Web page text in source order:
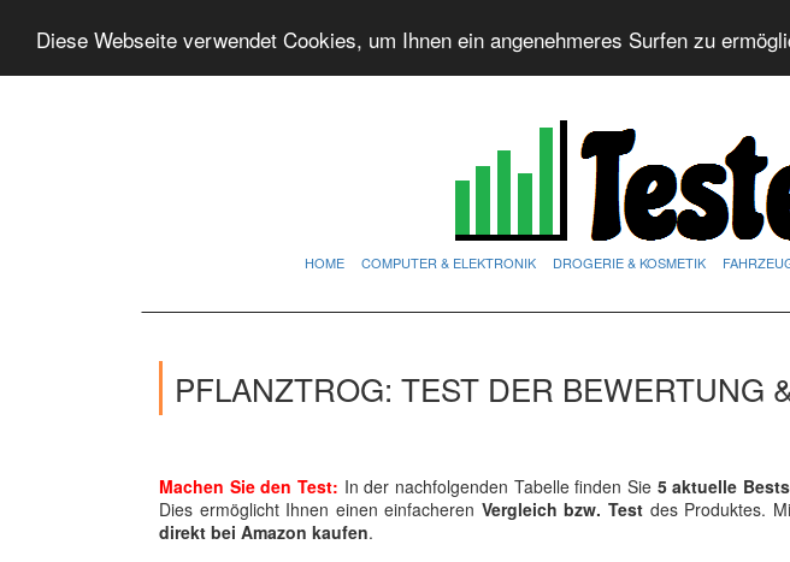
Diese Webseite verwendet Cookies, um Ihnen ein angenehmeres Surfen zu
HOME COMPUTER & ELEKTRONIK DROGERIE & KOSMETIK
PFLANZTROG: TEST DER BEWERTUNG
Machen Sie den Test: In der nachfolgenden Tabelle finden Sie 5 aktuelle
Dies ermöglicht Ihnen einen einfacheren Vergleich bzw. Testdes Produktes.
direkt bei Amazon kaufen.